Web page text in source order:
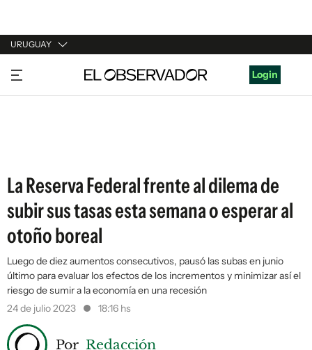
URUGUAY
URUGUAY
ARGENTINA
Login
La Reserva Federal frente al dilema de
subir sus tasas esta semana o esperar al
otoño boreal
Luego de diez aumentos consecutivos, pausó las subas en junio
último para evaluar los efectos de los incrementos y minimizar así el
riesgo de sumir a la economía en una recesión
24 de julio 2023
18:16 hs
Por Redacción